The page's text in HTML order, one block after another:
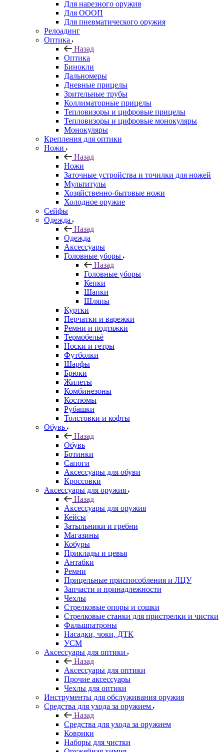
Для нарезного оружия
Для ОООП
Для пневматического оружия
Релоадинг
Оптика
Назад
Оптика
Бинокли
Дальномеры
Дневные прицелы
Зрительные трубы
Коллиматорные прицелы
Тепловизоры и цифровые прицелы
Тепловизоры и цифровые монокуляры
Монокуляры
Крепления для оптики
Ножи
Назад
Ножи
Заточные устройства и точилки для ножей
Мультитулы
Хозяйственно-бытовые ножи
Холодное оружие
Сейфы
Одежда
Назад
Одежда
Аксессуары
Головные уборы
Назад
Головные уборы
Кепки
Шапки
Шляпы
Куртки
Перчатки и варежки
Ремни и подтяжки
Термобельё
Носки и гетры
Футболки
Шарфы
Брюки
Жилеты
Комбинезоны
Костюмы
Рубашки
Толстовки и кофты
Обувь
Назад
Обувь
Ботинки
Сапоги
Аксессуары для обуви
Кроссовки
Аксессуары для оружия
Назад
Аксессуары для оружия
Кейсы
Затыльники и гребни
Магазины
Кобуры
Приклады и цевья
Антабки
Ремни
Прицельные приспособления и ЛЦУ
Запчасти и принадлежности
Чехлы
Стрелковые опоры и сошки
Стрелковые станки для пристрелки и чистки
Фальшпатроны
Насадки, чоки, ДТК
УСМ
Аксессуары для оптики
Назад
Аксессуары для оптики
Прочие аксессуары
Чехлы для оптики
Инструменты для обслуживания оружия
Средства для ухода за оружием
Назад
Средства для ухода за оружием
Коврики
Наборы для чистки